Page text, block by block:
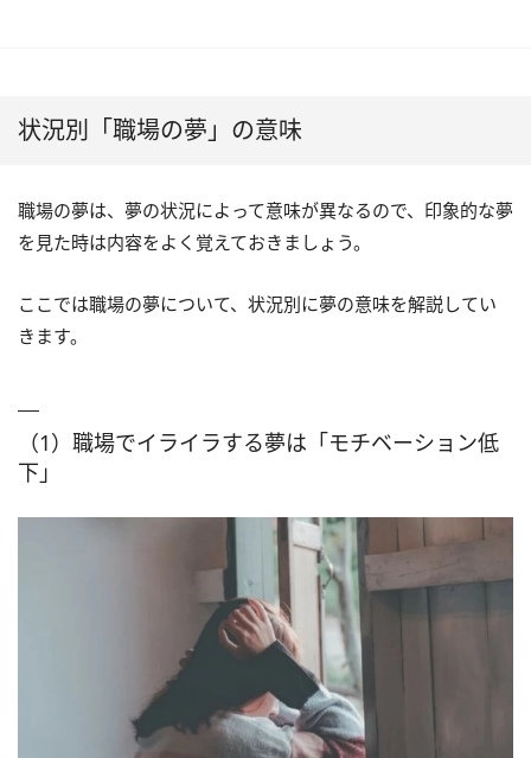
状況別「職場の夢」の意味
職場の夢は、夢の状況によって意味が異なるので、印象的な夢
を見た時は内容をよく覚えておきましょう。
ここでは職場の夢について、状況別に夢の意味を解説してい
きます。
（1）職場でイライラする夢は「モチベーション低
下」